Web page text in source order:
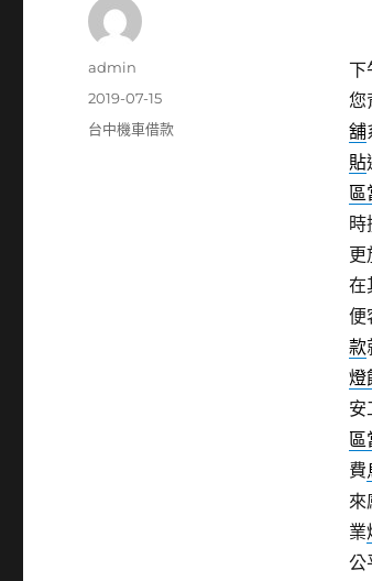
下
您
舖
貼
區
時
更
在
便
款
燈
安
區
費
來
業
公
作
admin
發
佈
2019-07-15
分
台中機車借款